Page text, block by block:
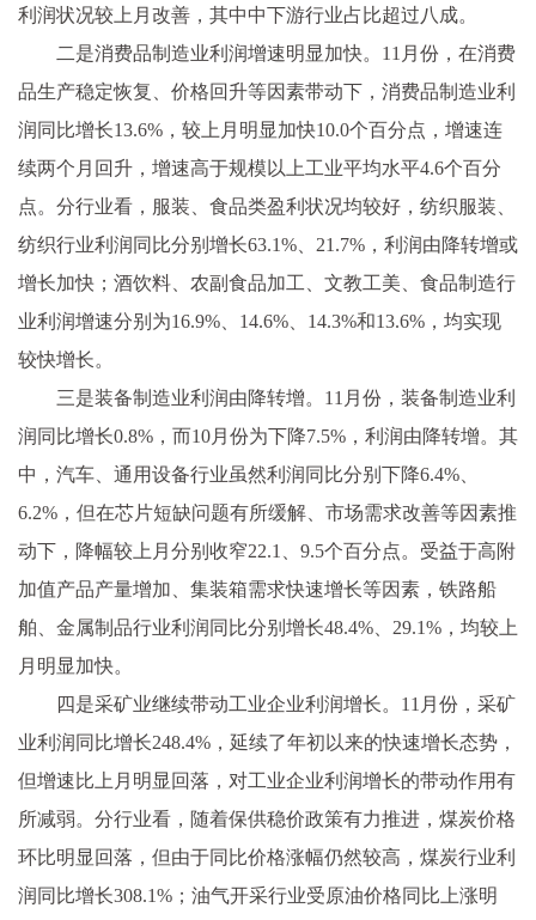
利润状况较上月改善，其中中下游行业占比超过八成。
二是消费品制造业利润增速明显加快。11月份，在消费
品生产稳定恢复、价格回升等因素带动下，消费品制造业利
润同比增长13.6%，较上月明显加快10.0个百分点，增速连
续两个月回升，增速高于规模以上工业平均水平4.6个百分
点。分行业看，服装、食品类盈利状况均较好，纺织服装、
纺织行业利润同比分别增长63.1%、21.7%，利润由降转增或
增长加快；酒饮料、农副食品加工、文教工美、食品制造行
业利润增速分别为16.9%、14.6%、14.3%和13.6%，均实现
较快增长。
三是装备制造业利润由降转增。11月份，装备制造业利
润同比增长0.8%，而10月份为下降7.5%，利润由降转增。其
中，汽车、通用设备行业虽然利润同比分别下降6.4%、
6.2%，但在芯片短缺问题有所缓解、市场需求改善等因素推
动下，降幅较上月分别收窄22.1、9.5个百分点。受益于高附
加值产品产量增加、集装箱需求快速增长等因素，铁路船
舶、金属制品行业利润同比分别增长48.4%、29.1%，均较上
月明显加快。
四是采矿业继续带动工业企业利润增长。11月份，采矿
业利润同比增长248.4%，延续了年初以来的快速增长态势，
但增速比上月明显回落，对工业企业利润增长的带动作用有
所减弱。分行业看，随着保供稳价政策有力推进，煤炭价格
环比明显回落，但由于同比价格涨幅仍然较高，煤炭行业利
润同比增长308.1%；油气开采行业受原油价格同比上涨明